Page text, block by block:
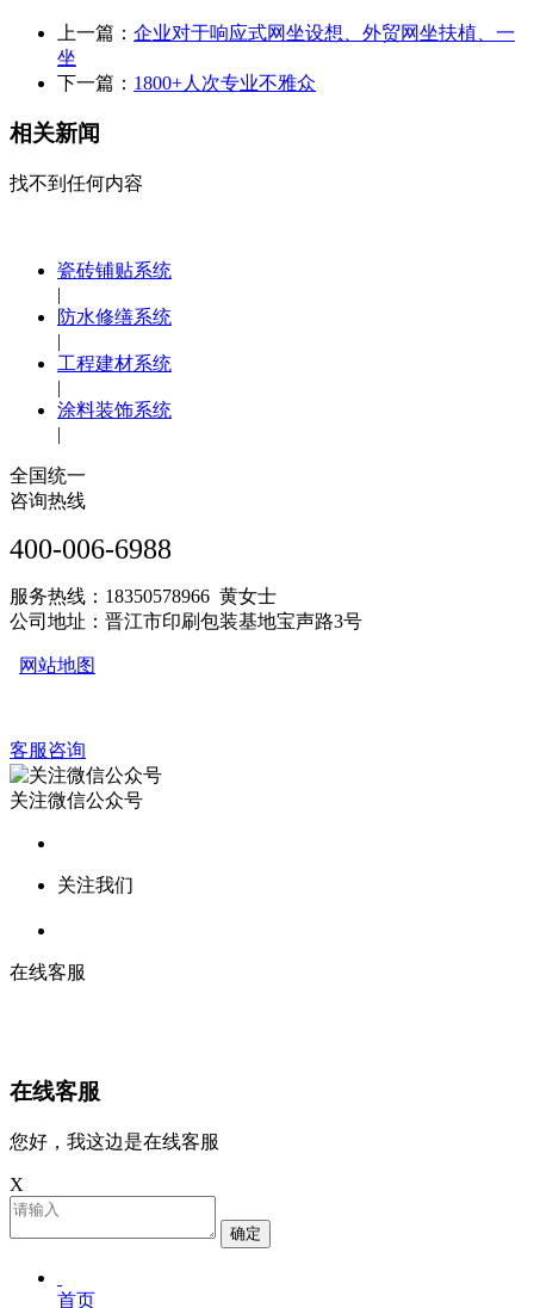
上一篇： 企业对于响应式网坐设想、外贸网坐扶植、一
坐
下一篇： 1800+人次专业不雅众
相关新闻
找不到任何内容
瓷砖铺贴系统
|
防水修缮系统
|
工程建材系统
|
涂料装饰系统
|
全国统一
咨询热线
400-006-6988
服务热线：18350578966 黄女士
公司地址：晋江市印刷包装基地宝声路3号
网站地图
客服咨询
关注微信公众号
关注我们
在线客服
在线客服
您好，我这边是在线客服
X
确定
首页